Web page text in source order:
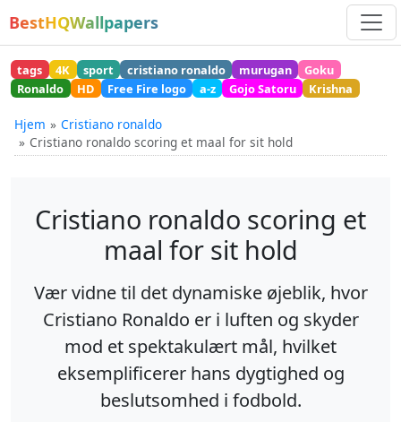
BestHQWallpapers
tags 4K sport cristiano ronaldo murugan
Goku
Ronaldo
HD Free Fire logo a-z Gojo Satoru Krishna
Hjem
Cristiano ronaldo
Cristiano ronaldo scoring et maal for sit hold
Cristiano ronaldo scoring et
maal for sit hold
Vær vidne til det dynamiske øjeblik, hvor
Cristiano Ronaldo er i luften og skyder
mod et spektakulært mål, hvilket
eksemplificerer hans dygtighed og
beslutsomhed i fodbold.